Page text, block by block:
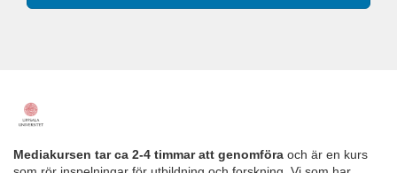
F
u
Mediakursen tar ca 2-4 timmar att genomföra och är en kurs